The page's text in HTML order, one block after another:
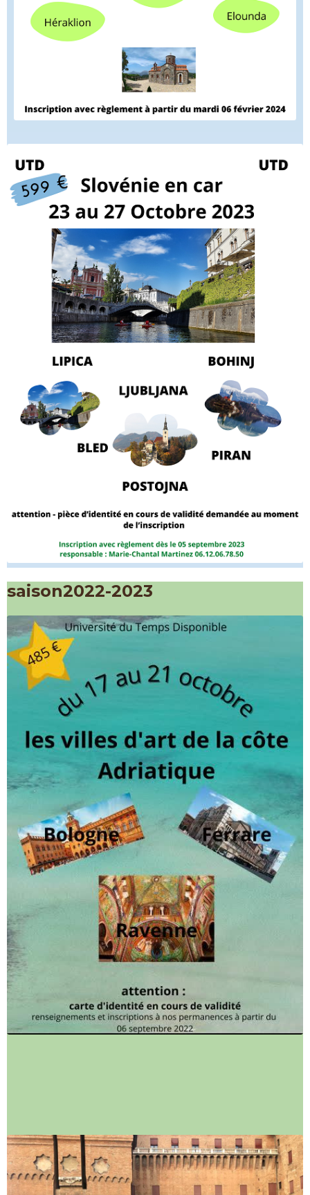
saison2022-2023